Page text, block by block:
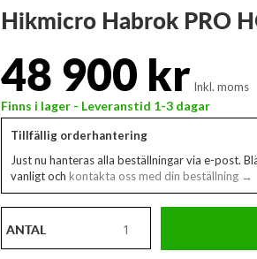
Hikmicro Habrok PRO
48 900 kr Inkl. moms
Finns i lager - Leveranstid 1-3 dagar
Tillfällig orderhantering
Just nu hanteras alla beställningar via e-post.
vanligt och kontakta oss med din beställning →
ANTAL